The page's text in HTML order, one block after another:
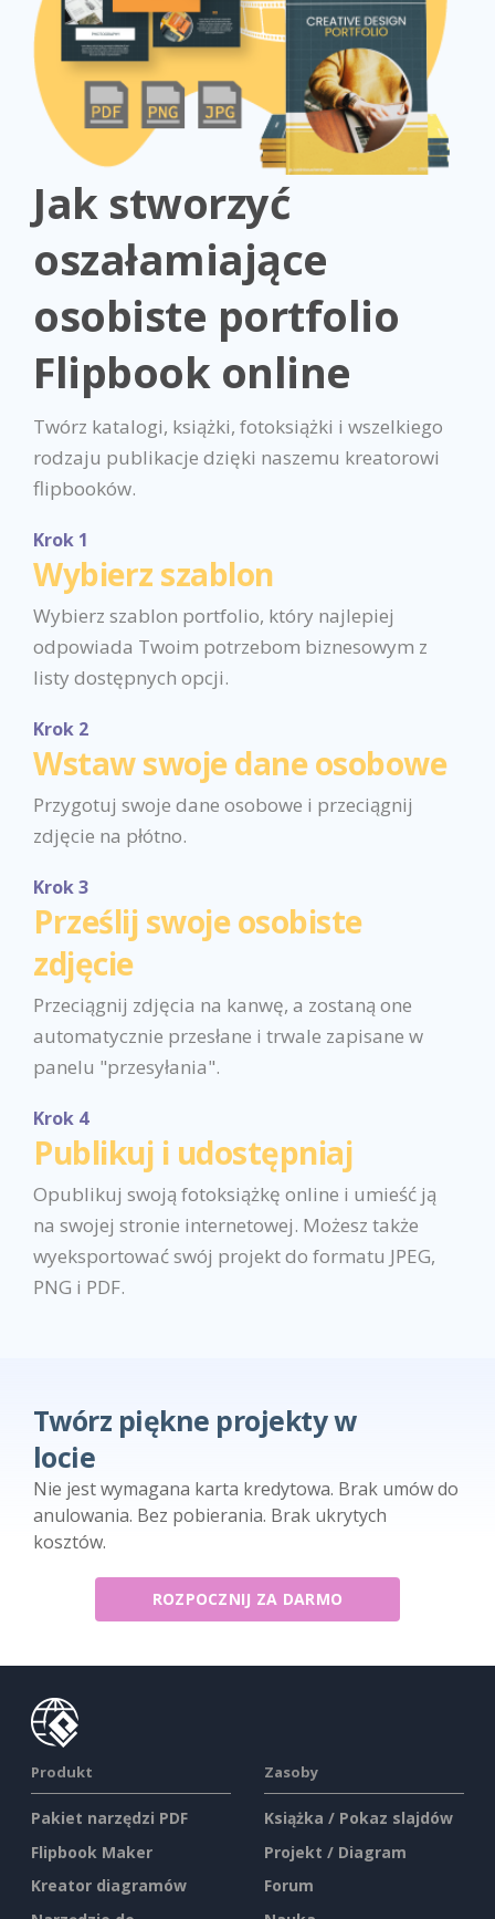
Jak stworzyć
oszałamiające
osobiste portfolio
Flipbook online
Twórz katalogi, książki, fotoksiążki i wszelkiego
rodzaju publikacje dzięki naszemu kreatorowi
flipbooków.
Krok 1
Wybierz szablon
Wybierz szablon portfolio, który najlepiej
odpowiada Twoim potrzebom biznesowym z
listy dostępnych opcji.
Krok 2
Wstaw swoje dane osobowe
Przygotuj swoje dane osobowe i przeciągnij
zdjęcie na płótno.
Krok 3
Prześlij swoje osobiste
zdjęcie
Przeciągnij zdjęcia na kanwę, a zostaną one
automatycznie przesłane i trwale zapisane w
panelu "przesyłania".
Krok 4
Publikuj i udostępniaj
Opublikuj swoją fotoksiążkę online i umieść ją
na swojej stronie internetowej. Możesz także
wyeksportować swój projekt do formatu JPEG,
PNG i PDF.
Twórz piękne projekty w
locie
Nie jest wymagana karta kredytowa. Brak umów do
anulowania. Bez pobierania. Brak ukrytych
kosztów.
ROZPOCZNIJ ZA DARMO
Produkt
Pakiet narzędzi PDF
Flipbook Maker
Kreator diagramów
Zasoby
Książka / Pokaz slajdów
Projekt / Diagram
Forum